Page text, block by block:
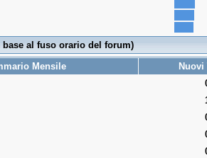
al fuso orario del forum)
Mensile
Nuovi